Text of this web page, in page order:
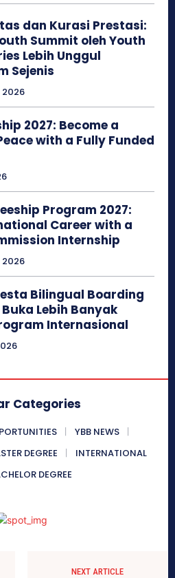
dan Kurasi Prestasi:
Summit oleh Youth
Lebih Unggul
Sejenis
2026
2027: Become a
with a Fully Funded
Program 2027:
Career with a
Internship
2026
Bilingual Boarding
Lebih Banyak
Internasional
Categories
YBB NEWS
DEGREE
INTERNATIONAL
DEGREE
NEXT ARTICLE